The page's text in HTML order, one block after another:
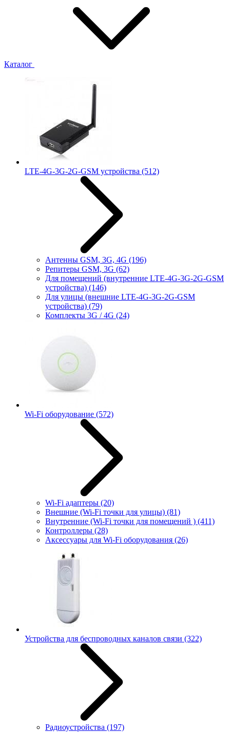
Каталог
LTE-4G-3G-2G-GSM устройства (512)
Антенны GSM, 3G, 4G (196)
Репитеры GSM, 3G (62)
Для помещений (внутренние LTE-4G-3G-2G-GSM
устройства) (146)
Для улицы (внешние LTE-4G-3G-2G-GSM
устройства) (79)
Комплекты 3G / 4G (24)
Wi-Fi оборудование (572)
Wi-Fi адаптеры (20)
Внешние (Wi-Fi точки для улицы) (81)
Внутренние (Wi-Fi точки для помещений ) (411)
Контроллеры (28)
Аксессуары для Wi-Fi оборудования (26)
Устройства для беспроводных каналов связи (322)
Радиоустройства (197)